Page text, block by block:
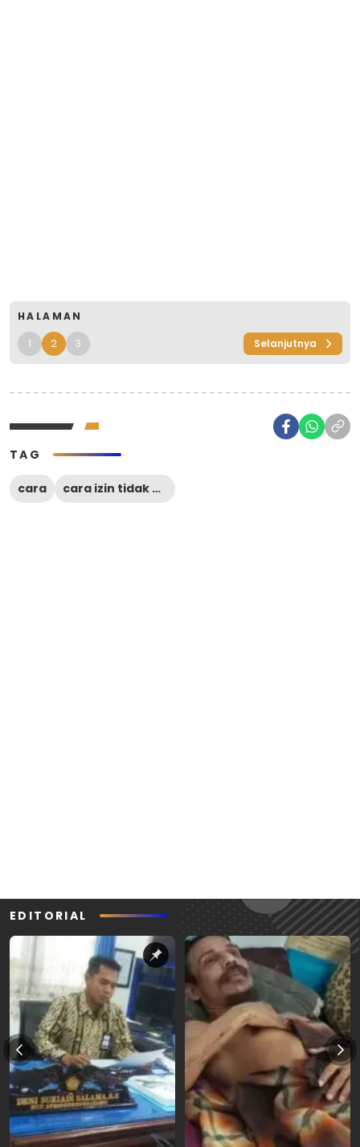
HALAMAN
1 2 3 Selanjutnya
TAG
cara cara izin tidak masuk sekolah lewat WA
EDITORIAL